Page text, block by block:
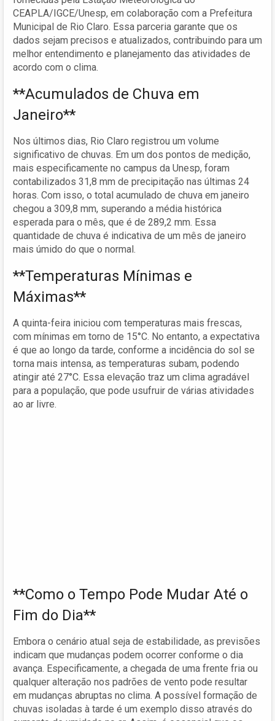
CEAPLA/IGCE/Unesp, em colaboração com a Prefeitura
Municipal de Rio Claro. Essa parceria garante que os
dados sejam precisos e atualizados, contribuindo para um
melhor entendimento e planejamento das atividades de
acordo com o clima.
**Acumulados de Chuva em
Janeiro**
Nos últimos dias, Rio Claro registrou um volume
significativo de chuvas. Em um dos pontos de medição,
mais especificamente no campus da Unesp, foram
contabilizados 31,8 mm de precipitação nas últimas 24
horas. Com isso, o total acumulado de chuva em janeiro
chegou a 309,8 mm, superando a média histórica
esperada para o mês, que é de 289,2 mm. Essa
quantidade de chuva é indicativa de um mês de janeiro
mais úmido do que o normal.
**Temperaturas Mínimas e
Máximas**
A quinta-feira iniciou com temperaturas mais frescas,
com mínimas em torno de 15°C. No entanto, a expectativa
é que ao longo da tarde, conforme a incidência do sol se
torna mais intensa, as temperaturas subam, podendo
atingir até 27°C. Essa elevação traz um clima agradável
para a população, que pode usufruir de várias atividades
ao ar livre.
**Como o Tempo Pode Mudar Até o
Fim do Dia**
Embora o cenário atual seja de estabilidade, as previsões
indicam que mudanças podem ocorrer conforme o dia
avança. Especificamente, a chegada de uma frente fria ou
qualquer alteração nos padrões de vento pode resultar
em mudanças abruptas no clima. A possível formação de
chuvas isoladas à tarde é um exemplo disso através do